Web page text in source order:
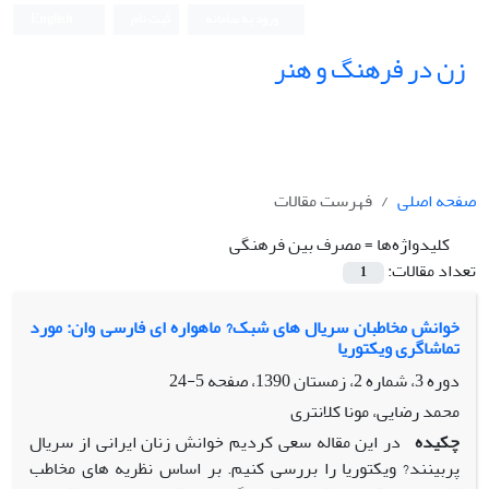
زن در فرهنگ و هنر
صفحه اصلی
فهرست مقالات
کلیدواژه‌ها =مصرف بین فرهنگی
تعداد مقالات:
1
خوانش مخاطبان سریال های شبک? ماهواره ای فارسی وان: مورد
تماشاگری ویکتوریا
دوره 3، شماره 2، زمستان 1390، صفحه
5-24
محمد رضایی، مونا کلانتری
چکیده در این مقاله سعی کردیم خوانش زنان ایرانی از سریال
پربینند? ویکتوریا را بررسی کنیم. بر اساس نظریه های مخاطب